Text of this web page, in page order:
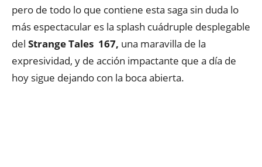
pero de todo lo que contiene esta saga sin duda lo
más espectacular es la splash cuádruple desplegable
del Strange Tales 167, una maravilla de la
expresividad, y de acción impactante que a día de
hoy sigue dejando con la boca abierta.